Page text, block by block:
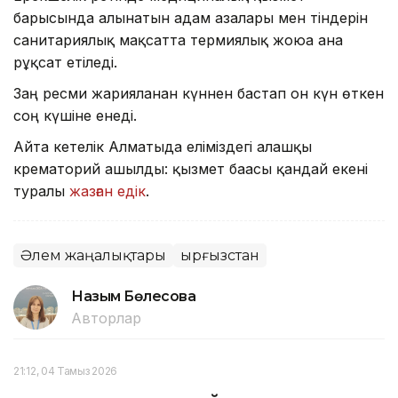
барысында алынатын адам ағзалары мен тіндерін
санитариялық мақсатта термиялық жоюға ғана
рұқсат етіледі.
Заң ресми жарияланған күннен бастап он күн өткен
соң күшіне енеді.
Айта кетелік Алматыда еліміздегі алғашқы
крематорий ашылды: қызмет бағасы қандай екені
туралы жазған едік.
Әлем жаңалықтары Қырғызстан
Назым Бөлесова
Авторлар
21:12, 04 Тамыз 2026